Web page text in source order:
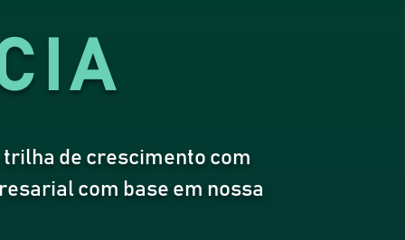
de crescimento com
com base em nossa